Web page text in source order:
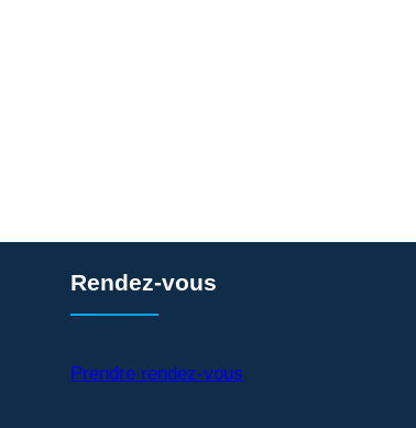
Rendez-vous
Prendre rendez-vous